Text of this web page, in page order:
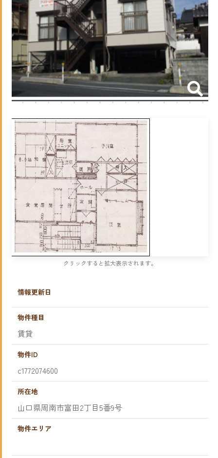
クリックすると拡大表示されます。
情報更新日
物件種目
賃貸
物件ID
c1772074600
所在地
山口県周南市富田2丁目5番9号
物件エリア